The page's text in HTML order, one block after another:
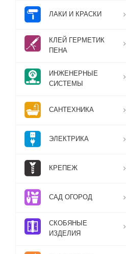
ЛАКИ И КРАСКИ
КЛЕЙ ГЕРМЕТИК
ПЕНА
ИНЖЕНЕРНЫЕ
СИСТЕМЫ
САНТЕХНИКА
ЭЛЕКТРИКА
КРЕПЕЖ
САД ОГОРОД
СКОБЯНЫЕ
ИЗДЕЛИЯ